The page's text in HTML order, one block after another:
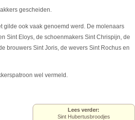
gescheiden.
gilde ook vaak genoemd werd. De molenaars
Sint Eloys, de schoenmakers Sint Chrispijn, de
brouwers Sint Joris, de wevers Sint Rochus en
wel vermeld.
Lees verder:
Sint Hubertusbroodjes